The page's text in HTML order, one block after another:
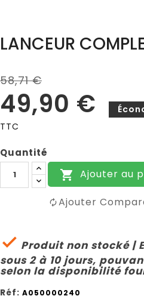
LANCEUR
58,71 €
49,90 €
TTC
Quantité
 Ajouter au
Ajouter
 Produit non stocké |
sous 2 à 10 jours,
selon la disponibilité
Réf: A050000240